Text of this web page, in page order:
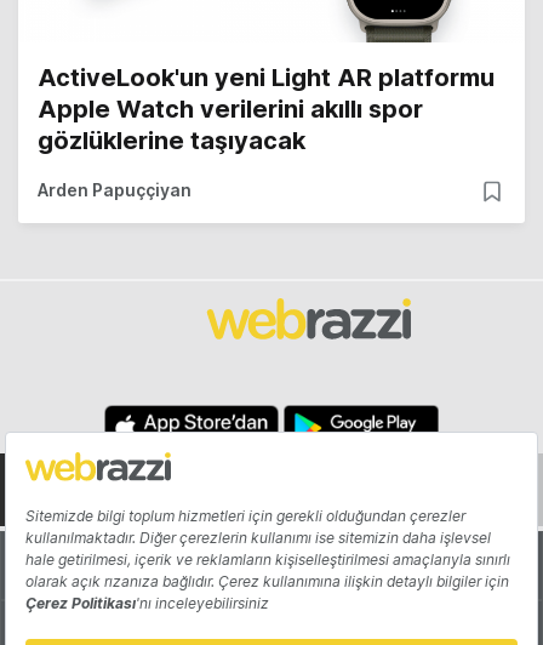
ActiveLook'un yeni Light AR platformu
Apple Watch verilerini akıllı spor
gözlüklerine taşıyacak
Arden Papuççiyan
Hakkında Yazarlar
Katkıda Bulun Reklam